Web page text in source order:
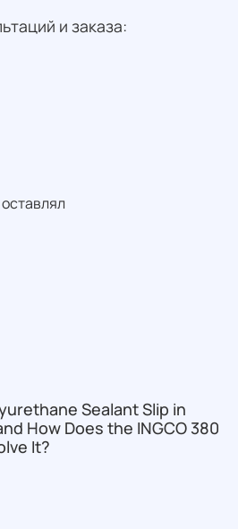
и заказа:
Sealant Slip in
How Does the INGCO 380
It?